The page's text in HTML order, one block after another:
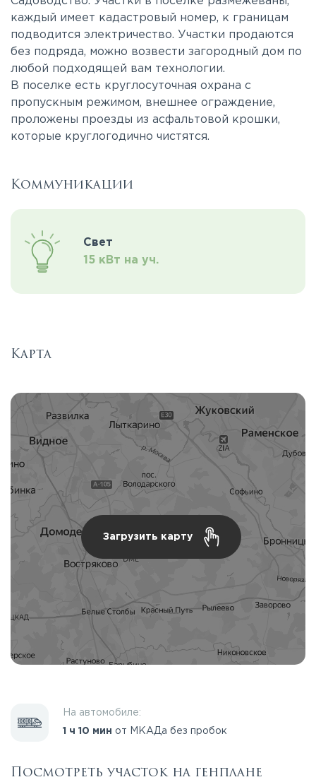
каждый имеет кадастровый номер, к границам
подводится электричество. Участки продаются
без подряда, можно возвести загородный дом по
любой подходящей вам технологии.
В поселке есть круглосуточная охрана с
пропускным режимом, внешнее ограждение,
проложены проезды из асфальтовой крошки,
которые круглогодично чистятся.
Коммуникации
Свет
15 кВт на уч.
Карта
Загрузить карту
На автомобиле:
1 ч 10 мин от МКАДа без пробок
Посмотреть участок на генплане